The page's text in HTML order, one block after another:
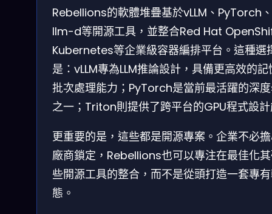
Rebellions的軟體堆疊基於vLLM、PyTorch
llm-d等開源工具，並整合Red Hat
Kubernetes等企業級容器編排平台。這種選
是：vLLM專為LLM推論設計，具備更高效的
批次處理能力；PyTorch是當前最活躍的深
之一；Triton則提供了跨平台的GPU程式設
更重要的是，這些都是開源專案。企業不必
廠商鎖定，Rebellions也可以專注在最佳化
些開源工具的整合，而不是從頭打造一套專
態。